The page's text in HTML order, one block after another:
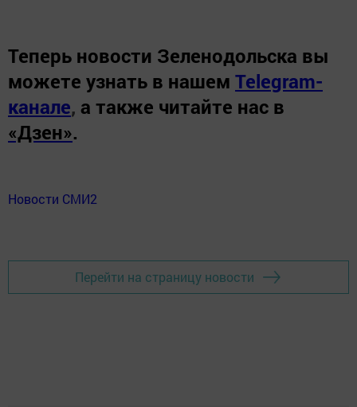
Теперь новости Зеленодольска вы
можете узнать в нашем Telegram-
канале, а также читайте нас в
«Дзен».
Новости СМИ2
Перейти на страницу новости